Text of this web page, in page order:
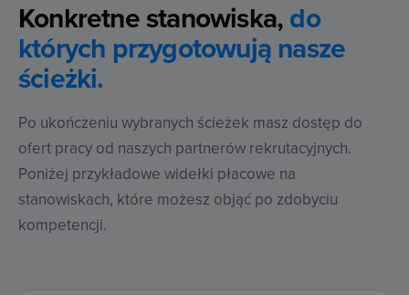
Konkretne stanowiska, do
których przygotowują nasze
ścieżki.
Po ukończeniu wybranych ścieżek masz dostęp do
ofert pracy od naszych partnerów rekrutacyjnych.
Poniżej przykładowe widełki płacowe na
stanowiskach, które możesz objąć po zdobyciu
kompetencji.